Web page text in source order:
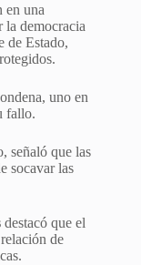
en una
la democracia
de Estado,
uno en
fallo.
señaló que las
socavar las
destacó que el
de